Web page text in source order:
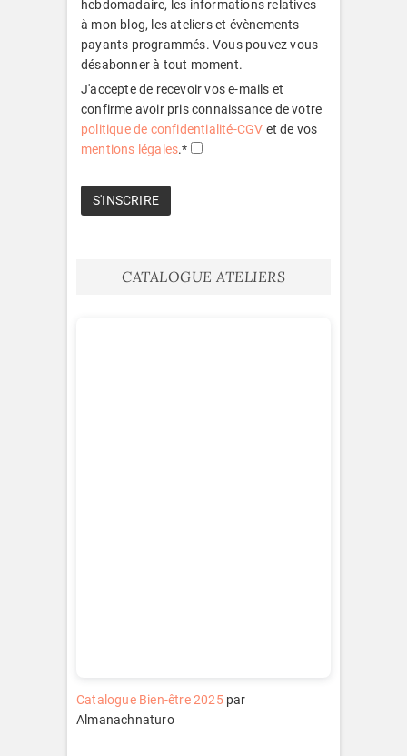
hebdomadaire, les informations relatives
à mon blog, les ateliers et évènements
payants programmés. Vous pouvez vous
désabonner à tout moment.
J'accepte de recevoir vos e-mails et
confirme avoir pris connaissance de votre
politique de confidentialité-CGV et de vos
mentions légales.*
CATALOGUE ATELIERS
Catalogue Bien-être 2025par
Almanachnaturo